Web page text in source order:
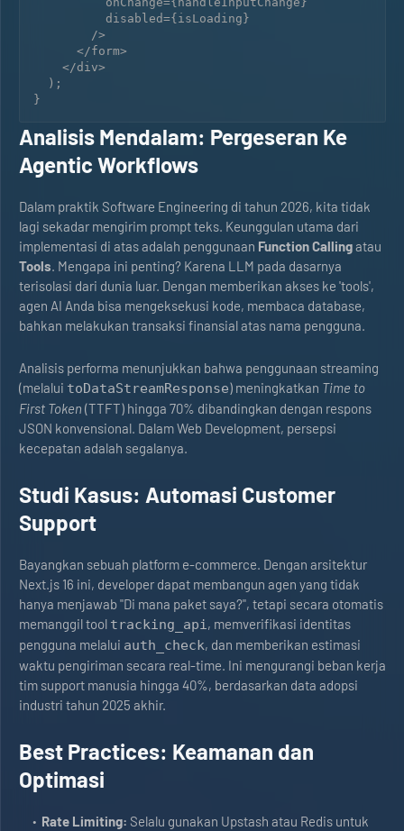
}
Analisis Mendalam: Pergeseran Ke
Agentic Workflows
Dalam praktik Software Engineering di tahun 2026, kita tidak
lagi sekadar mengirim prompt teks. Keunggulan utama dari
implementasi di atas adalah penggunaan Function Callingatau
Tools. Mengapa ini penting? Karena LLM pada dasarnya
terisolasi dari dunia luar. Dengan memberikan akses ke 'tools',
agen AI Anda bisa mengeksekusi kode, membaca database,
bahkan melakukan transaksi finansial atas nama pengguna.
Analisis performa menunjukkan bahwa penggunaan streaming
(melalui toDataStreamResponse) meningkatkan Time to
First Token (TTFT) hingga 70% dibandingkan dengan respons
JSON konvensional. Dalam Web Development, persepsi
kecepatan adalah segalanya.
Studi Kasus: Automasi Customer
Support
Bayangkan sebuah platform e-commerce. Dengan arsitektur
Next.js 16 ini, developer dapat membangun agen yang tidak
hanya menjawab "Di mana paket saya?", tetapi secara otomatis
memanggil tool tracking_api, memverifikasi identitas
pengguna melalui auth_check, dan memberikan estimasi
waktu pengiriman secara real-time. Ini mengurangi beban kerja
tim support manusia hingga 40%, berdasarkan data adopsi
industri tahun 2025 akhir.
Best Practices: Keamanan dan
Optimasi
Rate Limiting: Selalu gunakan Upstash atau Redis untuk